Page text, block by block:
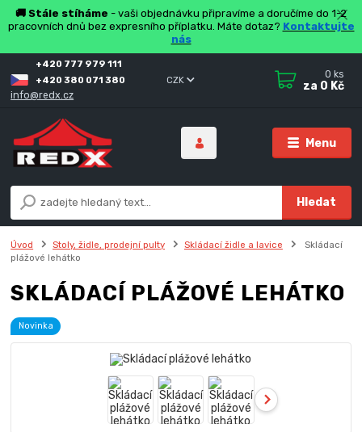
🚚 Stále stíháme - vaši objednávku připravíme a doručíme do 1-2
pracovních dnů bez expresního příplatku. Máte dotaz? Kontaktujte
nás
Menu
CZK
Hledat
+420 777 979 111
+420 380 071 380
info@redx.cz
0 ks
za 0 Kč
Úvod Stoly, židle, prodejní pulty Skládací židle a lavice
Skládací
plážové lehátko
SKLÁDACÍ PLÁŽOVÉ LEHÁTKO
Novinka